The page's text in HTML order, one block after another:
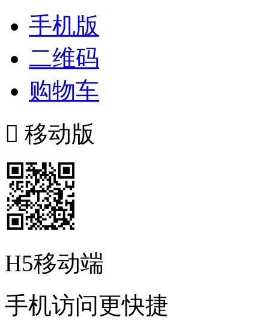
手机版
二维码
购物车
 移动版
H5移动端
手机访问更快捷